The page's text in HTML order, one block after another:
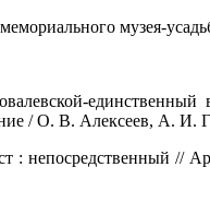
музея-
/ О. В. Алексеев, А. И.
: непосредственный